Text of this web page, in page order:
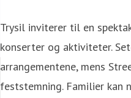
Trysil inviterer til en
konserter og aktiviteter.
arrangementene, mens
feststemning. Familier kan